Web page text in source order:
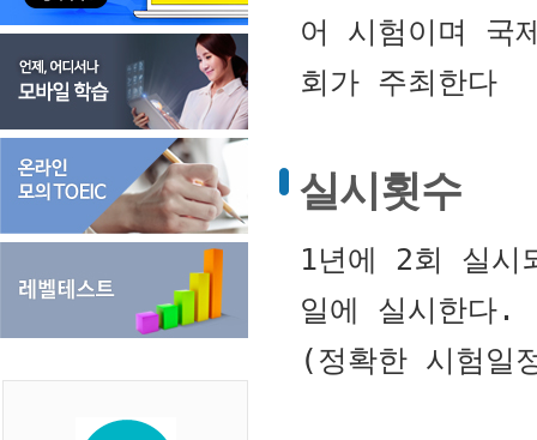
어 시험이며 국
회가 주최한다
실시횟수
1년에 2회 실
일에 실시한다.
(정확한 시험일